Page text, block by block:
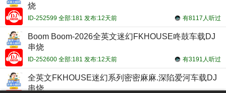
烧
有8117人听过
ID-252599 全部:181 发布:12天前
Boom Boom-2026全英文迷幻FKHOUSE咚鼓车载DJ
串烧
有3191人听过
ID-252600 全部:181 发布:12天前
全英文FKHOUSE迷幻系列密密麻麻.深陷爱河车载DJ
串烧